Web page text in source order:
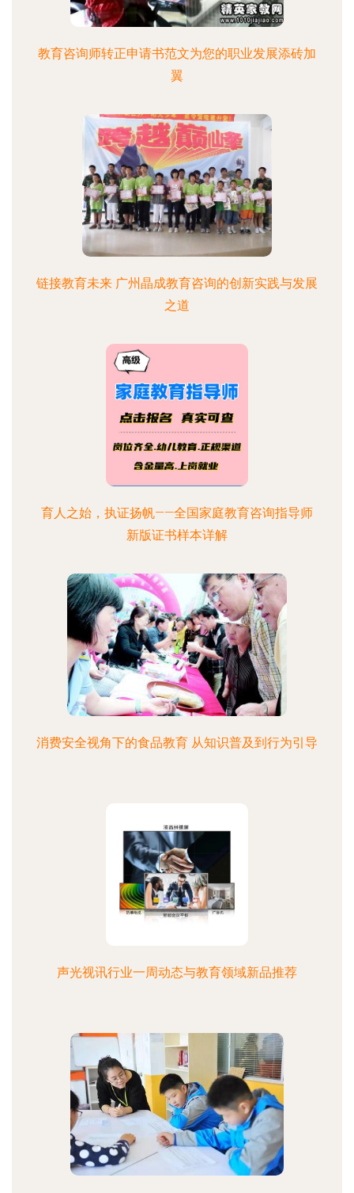
教育咨询师转正申请书范文为您的职业发展添砖加
翼
链接教育未来 广州晶成教育咨询的创新实践与发展
之道
育人之始，执证扬帆——全国家庭教育咨询指导师
新版证书样本详解
消费安全视角下的食品教育 从知识普及到行为引导
声光视讯行业一周动态与教育领域新品推荐